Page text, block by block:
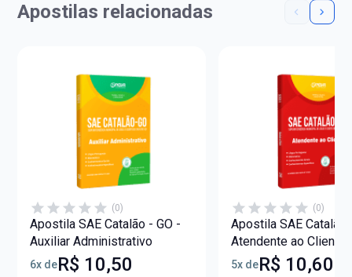
Apostilas relacionadas
(0)
Apostila SAE Catalão - GO -
Auxiliar Administrativo
6x deR$ 10,50
(0)
Apostila SAE Catalão
Atendente ao Cliente
5x deR$ 10,60